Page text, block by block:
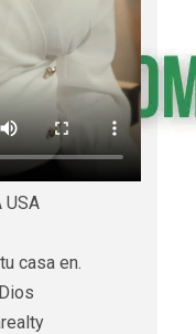
USA
casa en.